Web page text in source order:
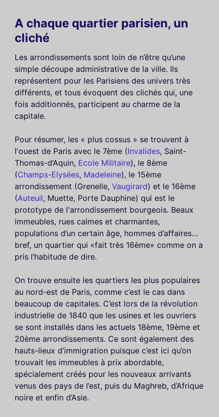
A chaque quartier parisien, un
cliché
Les arrondissements sont loin de n’être qu’une
simple découpe administrative de la ville. Ils
représentent pour les Parisiens des univers très
différents, et tous évoquent des clichés qui, une
fois additionnés, participent au charme de la
capitale.
Pour résumer, les « plus cossus » se trouvent à
l'ouest de Paris avec le 7ème (Invalides, Saint-
Thomas-d’Aquin, Ecole Militaire), le 8ème
(Champs-Elysées, Madeleine), le 15ème
arrondissement (Grenelle, Vaugirard) et le 16ème
(Auteuil, Muette, Porte Dauphine) qui est le
prototype de l'arrondissement bourgeois. Beaux
immeubles, rues calmes et charmantes,
populations d’un certain âge, hommes d’affaires…
bref, un quartier qui «fait très 16ème» comme on a
pris l’habitude de dire.
On trouve ensuite les quartiers les plus populaires
au nord-est de Paris, comme c’est le cas dans
beaucoup de capitales. C’est lors de la révolution
industrielle de 1840 que les usines et les ouvriers
se sont installés dans les actuels 18ème, 19ème et
20ème arrondissements. Ce sont également des
hauts-lieux d’immigration puisque c’est ici qu’on
trouvait les immeubles à prix abordable,
spécialement créés pour les nouveaux arrivants
venus des pays de l’est, puis du Maghreb, d’Afrique
noire et enfin d’Asie.